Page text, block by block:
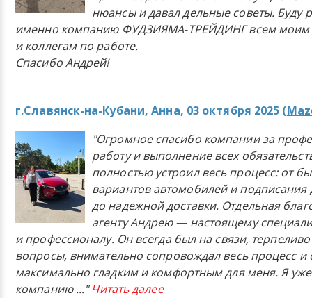
нюансы и давал дельные советы. Буду
именно компанию ФУДЗИЯМА-ТРЕЙДИНГ всем моим
и коллегам по работе.
Спасибо Андрей!
г.Славянск-на-Кубани, Анна, 03 октября 2025 (
"Огромное спасибо компании за
работу и выполнение всех
полностью устроил весь процесс: от
вариантов автомобилей и подписания
до надежной доставки. Отдельная
агенту Андрею — настоящему
и профессионалу. Он всегда был на связи,
вопросы, внимательно сопровождал весь процесс и
максимально гладким и комфортным для меня. Я
компанию..." Читать далее